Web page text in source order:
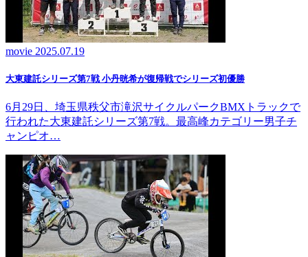
movie 2025.07.19
大東建託シリーズ第7戦 ⼩丹晄希が復帰戦でシリーズ初優勝
6月29日、埼玉県秩父市滝沢サイクルパークBMXトラックで
行われた大東建託シリーズ第7戦。最高峰カテゴリー男子チ
ャンピオ…